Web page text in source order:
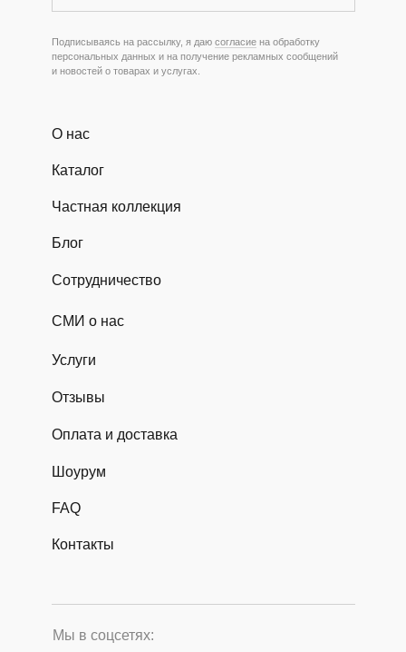
Мы в соцсетях:
Подписываясь на рассылку, я даю согласие на обработку
персональных данных и на получение рекламных сообщений
и новостей о товарах и услугах.
Каталог
О нас
Блог
Частная коллекция
Сотрудничество
Услуги
Отзывы
Оплата и доставка
СМИ о нас
Шоурум
FAQ
Контакты